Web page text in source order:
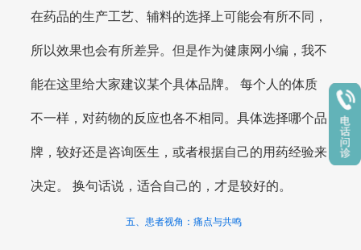
在药品的生产工艺、辅料的选择上可能会有所不同，
所以效果也会有所差异。但是作为健康网小编，我不
能在这里给大家建议某个具体品牌。 每个人的体质
不一样，对药物的反应也各不相同。具体选择哪个品
牌，较好还是咨询医生，或者根据自己的用药经验来
决定。 换句话说，适合自己的，才是较好的。
五、患者视角：痛点与共鸣